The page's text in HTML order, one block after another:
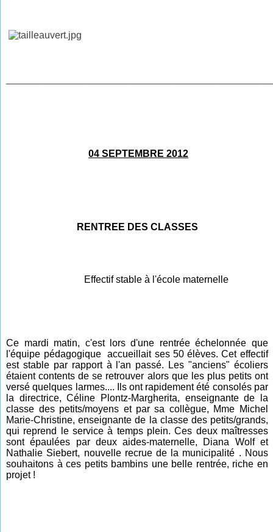
04 SEPTEMBRE 2012
RENTREE DES CLASSES
Effectif stable à l'école maternelle
Ce mardi matin, c'est lors d'une rentrée échelonnée que
l'équipe pédagogique accueillait ses 50 élèves. Cet effectif
est stable par rapport à l'an passé. Les "anciens" écoliers
étaient contents de se retrouver alors que les plus petits ont
versé quelques larmes.... Ils ont rapidement été consolés par
la directrice, Céline Plontz-Margherita, enseignante de la
classe des petits/moyens et par sa collègue, Mme Michel
Marie-Christine, enseignante de la classe des petits/grands,
qui reprend le service à temps plein. Ces deux maîtresses
sont épaulées par deux aides-maternelle, Diana Wolf et
Nathalie Siebert, nouvelle recrue de la municipalité . Nous
souhaitons à ces petits bambins une belle rentrée, riche en
projet !